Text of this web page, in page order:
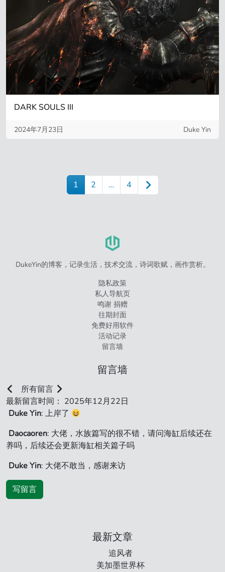
DARK SOULS III
2024年7月23日 Duke Yin
1 2 … 4
DukeYin的博客，记录生活，技术交流，诗词歌赋，画作赏析。
隐私政策
私人导航页
鸣谢 捐赠
往期封面
免费好用软件
活动记录
留言墙
留言墙
所有留言
最新留言时间： 2025年12月22日
Duke Yin: 上岸了
Daocaoren: 大佬，水族篇写的很不错，请问海缸后续还在
养吗，后续还会更新海缸相关篇子吗
Duke Yin: 大佬不敢当，感谢来访
写留言
最新文章
追风者
美加墨世界杯